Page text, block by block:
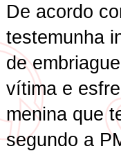
De acordo
testemunha
de
vítima e
menina que
segundo a